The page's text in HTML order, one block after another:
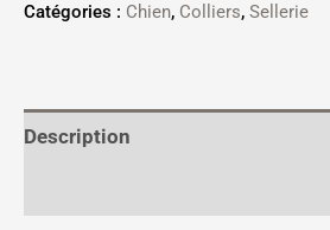
Catégories : Chien, Colliers, Sellerie
Description